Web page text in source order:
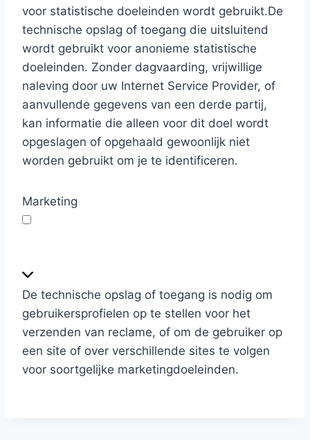
t
i
s
t
i
e
k
e
n
voor statistische doeleinden wordt gebruikt.De
technische opslag of toegang die uitsluitend
wordt gebruikt voor anonieme statistische
doeleinden. Zonder dagvaarding, vrijwillige
naleving door uw Internet Service Provider, of
aanvullende gegevens van een derde partij,
kan informatie die alleen voor dit doel wordt
opgeslagen of opgehaald gewoonlijk niet
worden gebruikt om je te identificeren.
Marketing
a
r
k
e
t
i
De technische opslag of toegang is nodig om
gebruikersprofielen op te stellen voor het
verzenden van reclame, of om de gebruiker op
een site of over verschillende sites te volgen
voor soortgelijke marketingdoeleinden.